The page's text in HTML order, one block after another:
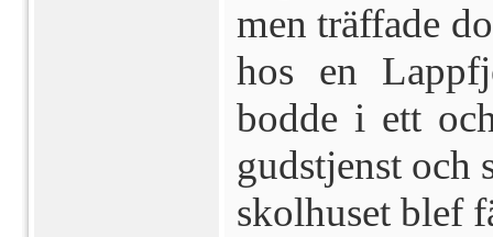
men träffade
hos en
bodde i ett
gudstjenst och
skolhuset blef